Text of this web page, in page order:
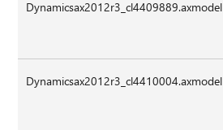
Dynamicsax2012r3_cl4409889.axmodel
Dynamicsax2012r3_cl4410004.axmodel